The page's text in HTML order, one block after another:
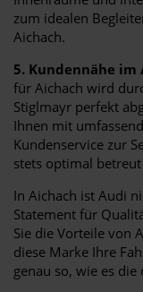
zum idealen
Aichach.
5. Kundennähe im
für Aichach wird
Stiglmayr perfekt
Ihnen mit
Kundenservice zur
stets optimal
In Aichach ist Audi
Statement für
Sie die Vorteile von
diese Marke Ihre
genau so, wie es